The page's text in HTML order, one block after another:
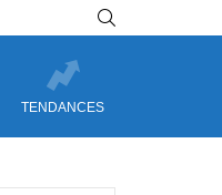
TENDANCES